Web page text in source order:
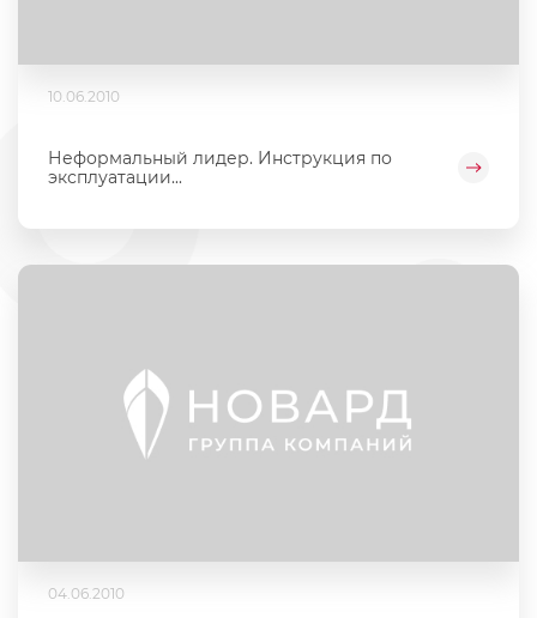
10.06.2010
Неформальный лидер. Инструкция по
эксплуатации...
04.06.2010